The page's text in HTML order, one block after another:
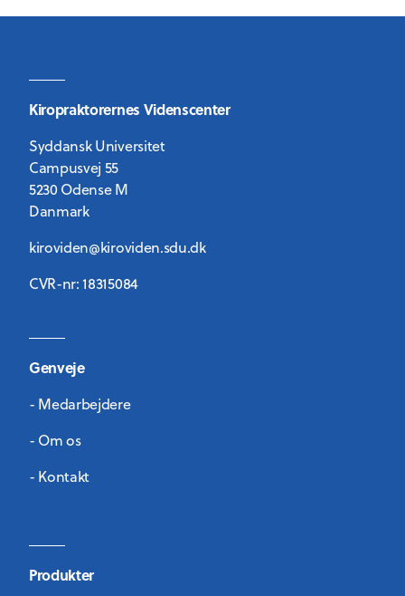
Kiropraktorernes Videnscenter
Syddansk Universitet
Campusvej 55
5230 Odense M
Danmark
kiroviden@kiroviden.sdu.dk
CVR-nr: 18315084
Genveje
- Medarbejdere
- Om os
- Kontakt
Produkter